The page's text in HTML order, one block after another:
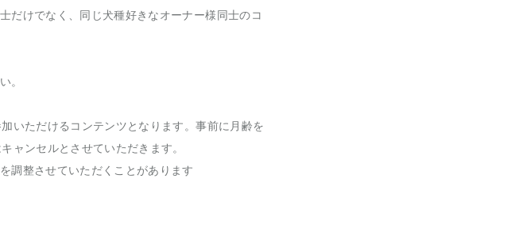
だけでなく、同じ犬種好きなオーナー様同士のコ
。
いただけるコンテンツとなります。事前に月齢を
ャンセルとさせていただきます。
調整させていただくことがあります